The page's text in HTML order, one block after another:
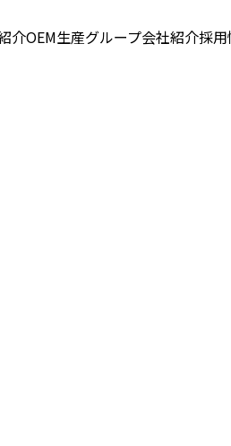
介OEM生産グループ会社紹介採